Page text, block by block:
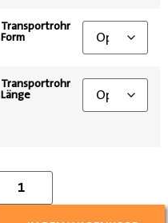
Transportrohr
Form
Transportrohr
Länge